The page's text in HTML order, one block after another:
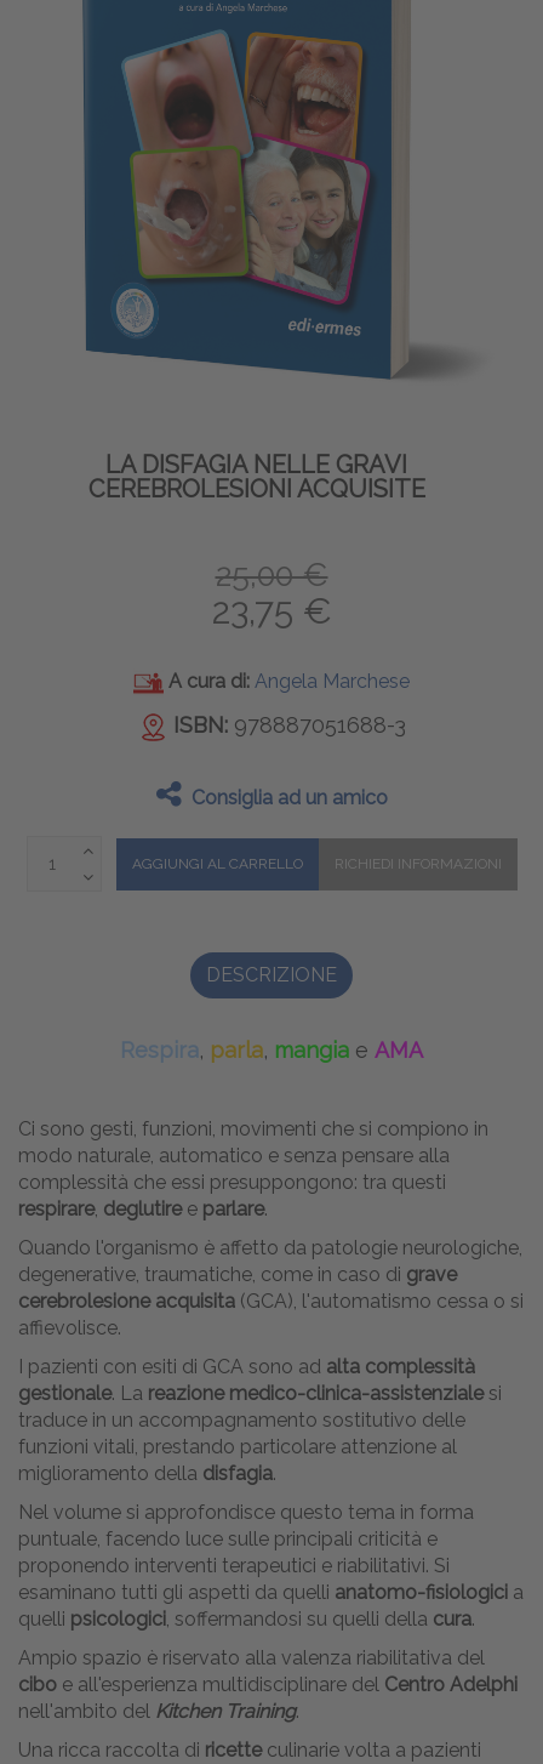
LA DISFAGIA NELLE GRAVI
CEREBROLESIONI ACQUISITE
25,00 €
23,75 €
A cura di: Angela Marchese
ISBN: 978887051688-3
Consiglia ad un amico
DESCRIZIONE
Respira, parla, mangia e AMA
Ci sono gesti, funzioni, movimenti che si compiono in
modo naturale, automatico e senza pensare alla
complessità che essi presuppongono: tra questi
respirare, deglutiree parlare.
Quando l'organismo è affetto da patologie neurologiche,
degenerative, traumatiche, come in caso di grave
cerebrolesione acquisita (GCA), l'automatismo cessa o si
affievolisce.
I pazienti con esiti di GCA sono ad alta complessità
gestionale. La reazione medico-clinica-assistenzialesi
traduce in un accompagnamento sostitutivo delle
funzioni vitali, prestando particolare attenzione al
miglioramento della disfagia.
Nel volume si approfondisce questo tema in forma
puntuale, facendo luce sulle principali criticità e
proponendo interventi terapeutici e riabilitativi. Si
esaminano tutti gli aspetti da quelli anatomo-fisiologici a
quelli psicologici , soffermandosi su quelli della cura.
Ampio spazio è riservato alla valenza riabilitativa del
cibo e all'esperienza multidisciplinare del Centro Adelphi
nell'ambito del Kitchen Training.
Una ricca raccolta di ricetteculinarie volta a pazienti